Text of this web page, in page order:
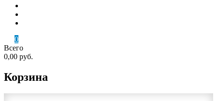
0
Всего
0,00 руб.
Корзина